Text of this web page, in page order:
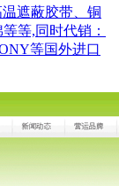
遮蔽胶带、铜
等,同时代销：
等国外进口